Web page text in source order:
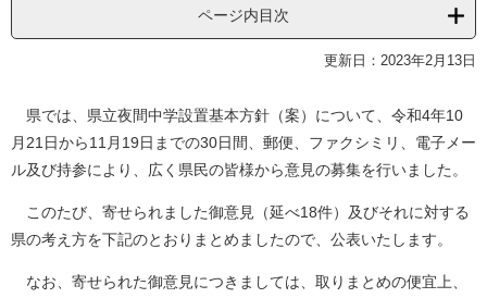
ページ内目次
更新日：2023年2月13日
県では、県立夜間中学設置基本方針（案）について、令和4年10
月21日から11月19日までの30日間、郵便、ファクシミリ、電子メー
ル及び持参により、広く県民の皆様から意見の募集を行いました。
このたび、寄せられました御意見（延べ18件）及びそれに対する
県の考え方を下記のとおりまとめましたので、公表いたします。
なお、寄せられた御意見につきましては、取りまとめの便宜上、